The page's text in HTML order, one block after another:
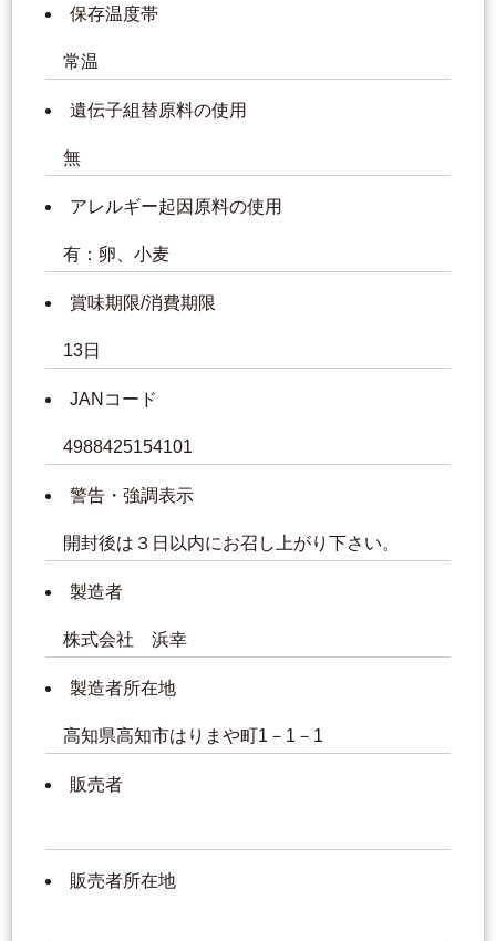
保存温度帯
常温
遺伝子組替原料の使用
無
アレルギー起因原料の使用
有：卵、小麦
賞味期限/消費期限
13日
JANコード
4988425154101
警告・強調表示
開封後は３日以内にお召し上がり下さい。
製造者
株式会社 浜幸
製造者所在地
高知県高知市はりまや町1－1－1
販売者
販売者所在地